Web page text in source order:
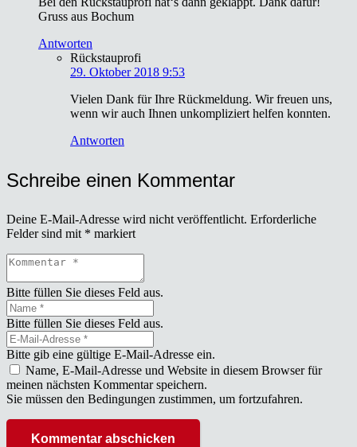
Gruss aus Bochum
Antworten
Rückstauprofi
29. Oktober 2018 9:53
Vie­len Dank für Ihre Rück­mel­dung. Wir freu­en uns,
wenn wir auch Ihnen unkom­pli­ziert hel­fen konn­ten.
Antworten
Schreibe einen Kommentar
Deine E-Mail-Adresse wird nicht veröffentlicht. Erforderliche
Felder sind mit * markiert
Bitte füllen Sie dieses Feld aus.
Bitte füllen Sie dieses Feld aus.
Bitte gib eine gültige E-Mail-Adresse ein.
Name, E-Mail-Adresse und Website in diesem Browser für
meinen nächsten Kommentar speichern.
Sie müssen den Bedingungen zustimmen, um fortzufahren.
Kommentar abschicken